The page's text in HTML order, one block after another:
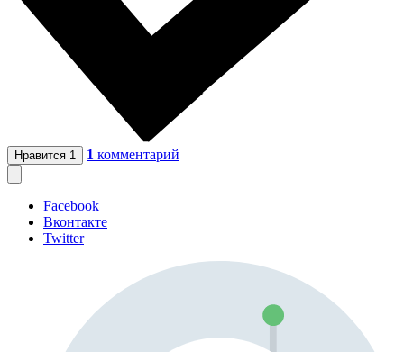
Нравится 1 1 комментарий
Facebook
Вконтакте
Twitter